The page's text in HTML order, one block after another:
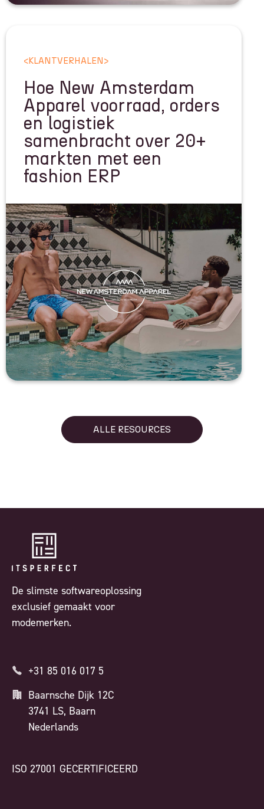
< KLANTVERHALEN >
Hoe New Amsterdam
Apparel voorraad, orders
en logistiek
samenbracht over 20+
markten met een
fashion ERP
ALLE RESOURCES
De slimste softwareoplossing
exclusief gemaakt voor
modemerken.
+31 85 016 017 5
Baarnsche Dijk 12C
3741 LS, Baarn
Nederlands
ISO 27001 GECERTIFICEERD